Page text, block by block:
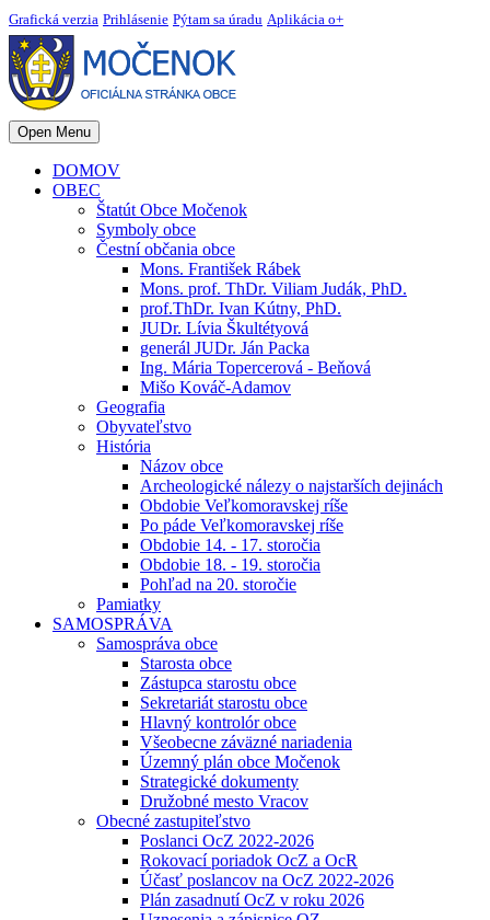
Grafická verzia Prihlásenie Pýtam sa úradu Aplikácia o+
Open Menu
DOMOV
OBEC
Štatút Obce Močenok
Symboly obce
Čestní občania obce
Mons. František Rábek
Mons. prof. ThDr. Viliam Judák, PhD.
prof.ThDr. Ivan Kútny, PhD.
JUDr. Lívia Škultétyová
generál JUDr. Ján Packa
Ing. Mária Topercerová - Beňová
Mišo Kováč-Adamov
Geografia
Obyvateľstvo
História
Názov obce
Archeologické nálezy o najstarších dejinách
Obdobie Veľkomoravskej ríše
Po páde Veľkomoravskej ríše
Obdobie 14. - 17. storočia
Obdobie 18. - 19. storočia
Pohľad na 20. storočie
Pamiatky
SAMOSPRÁVA
Samospráva obce
Starosta obce
Zástupca starostu obce
Sekretariát starostu obce
Hlavný kontrolór obce
Všeobecne záväzné nariadenia
Územný plán obce Močenok
Strategické dokumenty
Družobné mesto Vracov
Obecné zastupiteľstvo
Poslanci OcZ 2022-2026
Rokovací poriadok OcZ a OcR
Účasť poslancov na OcZ 2022-2026
Plán zasadnutí OcZ v roku 2026